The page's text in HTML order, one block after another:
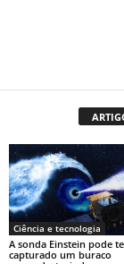
Ciência e tecnologia
A sonda Einstein pode
capturado um buraco